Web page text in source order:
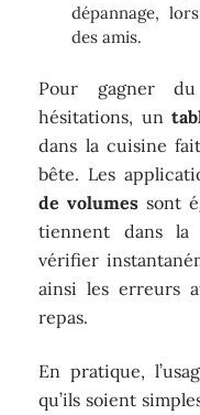
dépannage,
des amis.
Pour gagner
hésitations, un
dans la cuisine
bête. Les
de volumes sont
tiennent dans
vérifier
ainsi les erreurs
repas.
En pratique,
qu’ils soient